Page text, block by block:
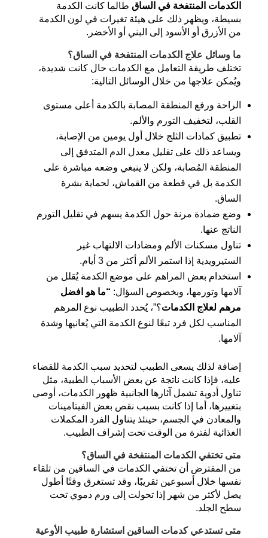
الكدمات المنتفخة في الساق طالما كانت الكدمة
بسيطة، ويظهر ذلك على هيئة تغيرات في لون الكدمة
من الأزرق أو الأسود إلى البني أو الأخضر.
ما وسائل علاج الكدمات المنتفخة في الساق؟
تختلف طريقة التعامل مع الكدمات حال كانت شديدة،
ويُمكن علاجها من خلال الوسائل التالية:
الراحة ورفع المنطقة المصابة بالكدمة أعلى مستوى
القلب، لتخفيف التورم والألم.
تطبيق كمادات الثلج خلال أول يومين من الإصابة،
ويساعد ذلك على تقليل معدل الدم المتدفق إلى
المنطقة المُصابة، ولكن لا ينبغي وضعه مباشرة على
الكدمة بل في قطعة من القماش، لحماية بشرة
الساق.
وضع ضمادة مرنة حول الكدمة يسهم في تقليل التورم
الناتج عنها.
تناول مسكنات الألم ومضادات الالتهاب غير
الستيرويدية إذا استمر الألم أكثر من 3 أيام.
استخدام بعض المراهم على موضع الكدمة يُقلل من
آلامها وتورمها، وبخصوص السؤال: “ما هو افضل
مرهم لعلاج الكدمات؟”، يُحدد الطبيب نوع المرهم
المناسب لكل فرد تبعًا لنوع الكدمة التي يُعانيها وشدة
آلامها.
إضافة لذلك يسعى الطبيب لتحديد سبب الكدمة للقضاء
عليه، فإذا كانت ناتجة عن بعض الأسباب الطبية، مثل
تناول أدوية تشمل آثارها الجانبية ظهور الكدمات، أوصى
بتغييرها، أما إذا كانت بسبب نقص بعض الفيتامينات
والمعادن في الجسم، حينئذ يتناول الفرد المكملات
الغذائية لفترة من الوقت تحت إشراف الطبيب.
متى تختفي الكدمات المنتفخة في الساق؟
من المفترض أن تختفي الكدمات في الساقين من تلقاء
نفسها خلال أسبوعين تقريبًا، وقد تستغرق وقتًا أطول
يصل لأكثر من شهر إذا تحولت إلى ورم دموي تحت
سطح الجلد.
متى تستدعي كدمات الساقين استشارة طبيب الأوعية